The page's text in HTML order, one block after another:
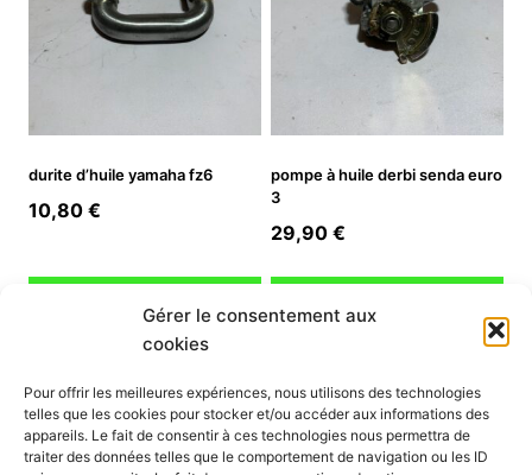
Gérer le consentement aux
cookies
Pour offrir les meilleures expériences, nous utilisons des technologies
telles que les cookies pour stocker et/ou accéder aux informations des
appareils. Le fait de consentir à ces technologies nous permettra de
traiter des données telles que le comportement de navigation ou les ID
durite d’huile yamaha fz6
10,80 €
pompe à huile derbi senda euro
3
29,90 €
INFORMATION
Mon compte
Nous contacter